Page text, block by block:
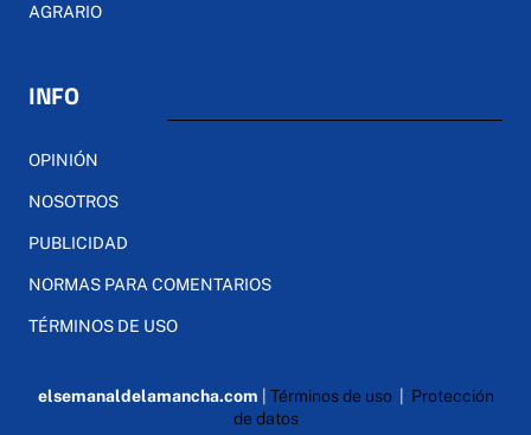
AGRARIO
INFO
OPINIÓN
NOSOTROS
PUBLICIDAD
NORMAS PARA COMENTARIOS
TÉRMINOS DE USO
elsemanaldelamancha.com Términos de uso| Protección
de datos